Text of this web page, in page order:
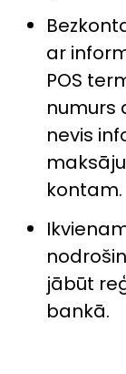
ar
POS
numurs
nevis
kontam.
jābūt
bankā.